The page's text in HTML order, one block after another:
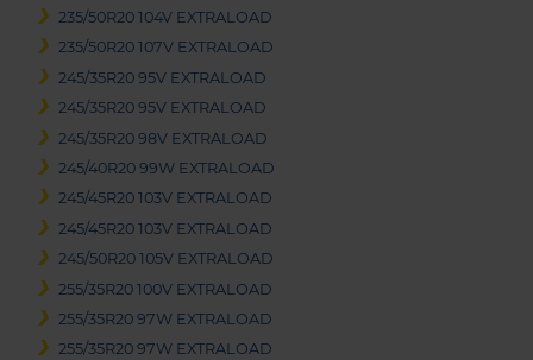
235/50R20 104V EXTRALOAD
235/50R20 107V EXTRALOAD
245/35R20 95V EXTRALOAD
245/35R20 95V EXTRALOAD
245/35R20 98V EXTRALOAD
245/40R20 99W EXTRALOAD
245/45R20 103V EXTRALOAD
245/45R20 103V EXTRALOAD
245/50R20 105V EXTRALOAD
255/35R20 100V EXTRALOAD
255/35R20 97W EXTRALOAD
255/35R20 97W EXTRALOAD